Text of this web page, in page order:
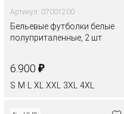
Артикул: 07001200
Бельевые футболки белые
полуприталенные, 2 шт.
6.900 ₽
S M XL XXL 3XL 4XL